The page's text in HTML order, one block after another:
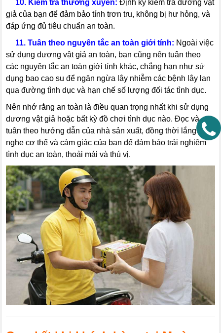
10. Kiểm tra thường xuyên:Định kỳ kiểm tra dương vật
giả của bạn để đảm bảo tính trơn tru, không bị hư hỏng, và
đáp ứng đủ tiêu chuẩn an toàn.
11. Tuân theo nguyên tắc an toàn giới tính: Ngoài việc
sử dụng dương vật giả an toàn, bạn cũng nên tuân theo
các nguyên tắc an toàn giới tính khác, chẳng hạn như sử
dụng bao cao su để ngăn ngừa lây nhiễm các bệnh lây lan
qua đường tình dục và hạn chế số lượng đối tác tình dục.
Nên nhớ rằng an toàn là điều quan trọng nhất khi sử dụng
dương vật giả hoặc bất kỳ đồ chơi tình dục nào. Đọc và
tuân theo hướng dẫn của nhà sản xuất, đồng thời lắng
nghe cơ thể và cảm giác của bạn để đảm bảo trải nghiệm
tình dục an toàn, thoải mái và thú vị.